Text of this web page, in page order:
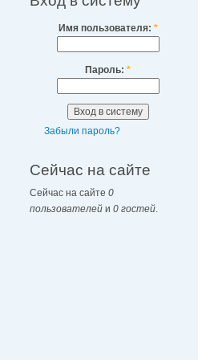
Имя пользователя: *
Пароль: *
Забыли пароль?
Сейчас на сайте
Сейчас на сайте 0
пользователей и 0 гостей